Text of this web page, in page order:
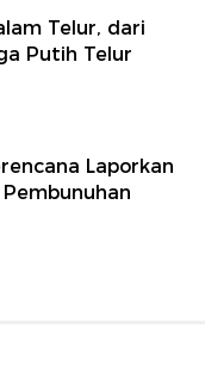
Telur, dari
Putih Telur
Laporkan